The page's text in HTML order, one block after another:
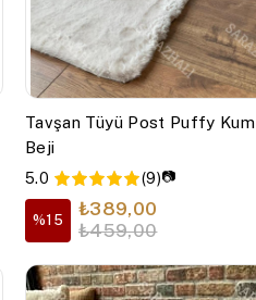
Tavşan Tüyü Post Puffy Kum
Beji
5.0 (9)📷
%15
₺389,00
₺459,00